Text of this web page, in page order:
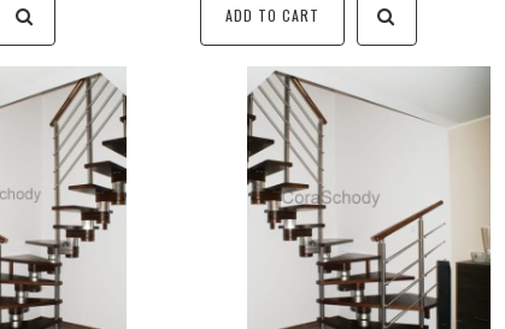
ADD TO CART